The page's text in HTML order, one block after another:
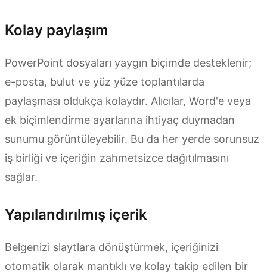
Kolay paylaşım
PowerPoint dosyaları yaygın biçimde desteklenir;
e-posta, bulut ve yüz yüze toplantılarda
paylaşması oldukça kolaydır. Alıcılar, Word'e veya
ek biçimlendirme ayarlarına ihtiyaç duymadan
sunumu görüntüleyebilir. Bu da her yerde sorunsuz
iş birliği ve içeriğin zahmetsizce dağıtılmasını
sağlar.
Yapılandırılmış içerik
Belgenizi slaytlara dönüştürmek, içeriğinizi
otomatik olarak mantıklı ve kolay takip edilen bir